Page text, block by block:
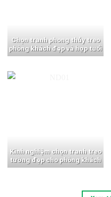
Chọn tranh phong thủy treo
phòng khách đẹp và hợp tuổi
Kinh nghiệm chọn tranh treo
tường đẹp cho phòng khách